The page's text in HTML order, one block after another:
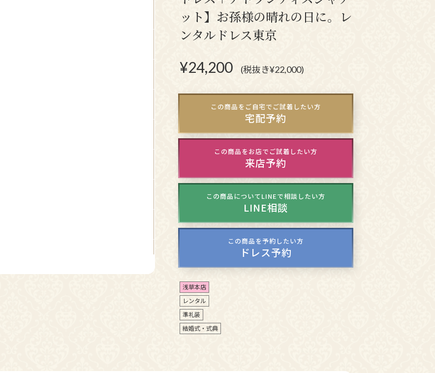
ット】お孫様の晴れの日に。レ
ンタルドレス東京
¥24,200 (税抜き¥22,000)
この商品をご自宅でご試着したい方
宅配予約
この商品をお店でご試着したい方
来店予約
この商品についてLINEで相談したい方
LINE相談
この商品を予約したい方
ドレス予約
浅草本店
レンタル
準礼装
結婚式・式典